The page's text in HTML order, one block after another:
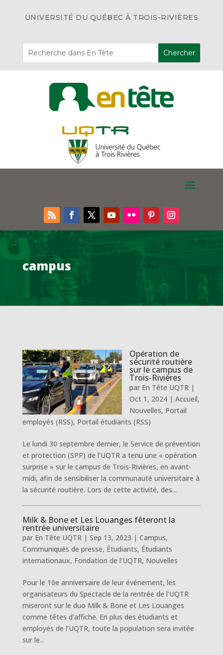
UNIVERSITÉ DU QUÉBEC À TROIS-RIVIÈRES
campus
Opération de
sécurité routière
sur le campus de
Trois-Rivières
par En Tête UQTR|
Oct 1, 2024| Accueil,
Nouvelles, Portail
employés (RSS), Portail étudiants (RSS)
Le lundi 30 septembre dernier, le Service de prévention
et protection (SPP) de l’UQTR a tenu une « opération
surprise » sur le campus de Trois-Rivières, en avant-
midi, afin de sensibiliser la communauté universitaire à
la sécurité routière. Lors de cette activité, des...
Milk & Bone et Les Louanges fêteront la
rentrée universitaire
par En Tête UQTR| Sep 13, 2023 | Campus,
Communiqués de presse, Étudiants, Étudiants
internationaux, Fondation de l'UQTR, Nouvelles
Pour le 10e anniversaire de leur événement, les
organisateurs du Spectacle de la rentrée de l’UQTR
miseront sur le duo Milk & Bone et Les Louanges
comme têtes d’affiche. En plus des étudiants et
employés de l’UQTR, toute la population sera invitée
sur le...